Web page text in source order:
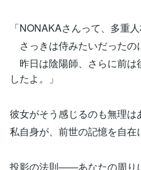
「NONAKAさんって、多重
さっきは侍みたいだったの
昨日は陰陽師、さらに前は
したよ。」
彼女がそう感じるのも無理は
私自身が、前世の記憶を自在
投影の法則――あなたの周り